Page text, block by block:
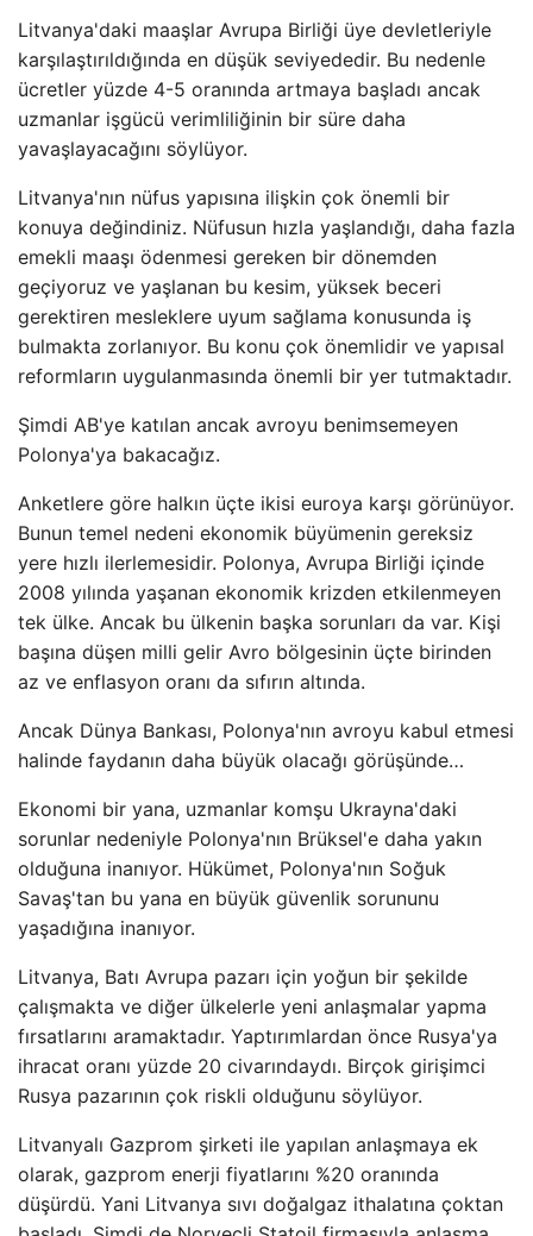
Litvanya'daki maaşlar Avrupa Birliği üye devletleriyle
karşılaştırıldığında en düşük seviyededir. Bu nedenle
ücretler yüzde 4-5 oranında artmaya başladı ancak
uzmanlar işgücü verimliliğinin bir süre daha
yavaşlayacağını söylüyor.
Litvanya'nın nüfus yapısına ilişkin çok önemli bir
konuya değindiniz. Nüfusun hızla yaşlandığı, daha fazla
emekli maaşı ödenmesi gereken bir dönemden
geçiyoruz ve yaşlanan bu kesim, yüksek beceri
gerektiren mesleklere uyum sağlama konusunda iş
bulmakta zorlanıyor. Bu konu çok önemlidir ve yapısal
reformların uygulanmasında önemli bir yer tutmaktadır.
Şimdi AB'ye katılan ancak avroyu benimsemeyen
Polonya'ya bakacağız.
Anketlere göre halkın üçte ikisi euroya karşı görünüyor.
Bunun temel nedeni ekonomik büyümenin gereksiz
yere hızlı ilerlemesidir. Polonya, Avrupa Birliği içinde
2008 yılında yaşanan ekonomik krizden etkilenmeyen
tek ülke. Ancak bu ülkenin başka sorunları da var. Kişi
başına düşen milli gelir Avro bölgesinin üçte birinden
az ve enflasyon oranı da sıfırın altında.
Ancak Dünya Bankası, Polonya'nın avroyu kabul etmesi
halinde faydanın daha büyük olacağı görüşünde…
Ekonomi bir yana, uzmanlar komşu Ukrayna'daki
sorunlar nedeniyle Polonya'nın Brüksel'e daha yakın
olduğuna inanıyor. Hükümet, Polonya'nın Soğuk
Savaş'tan bu yana en büyük güvenlik sorununu
yaşadığına inanıyor.
Litvanya, Batı Avrupa pazarı için yoğun bir şekilde
çalışmakta ve diğer ülkelerle yeni anlaşmalar yapma
fırsatlarını aramaktadır. Yaptırımlardan önce Rusya'ya
ihracat oranı yüzde 20 civarındaydı. Birçok girişimci
Rusya pazarının çok riskli olduğunu söylüyor.
Litvanyalı Gazprom şirketi ile yapılan anlaşmaya ek
olarak, gazprom enerji fiyatlarını %20 oranında
düşürdü. Yani Litvanya sıvı doğalgaz ithalatına çoktan